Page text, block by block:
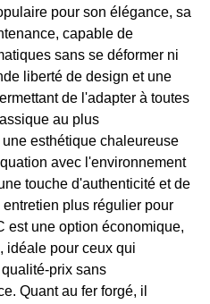
pour son élégance, sa
capable de
sans se déformer ni
liberté de design et une
de l'adapter à toutes
au plus
esthétique chaleureuse
avec l'environnement
touche d'authenticité et de
plus régulier pour
est une option économique,
idéale pour ceux qui
prix sans
Quant au fer forgé, il